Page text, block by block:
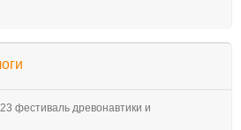
фестиваль древонавтики и